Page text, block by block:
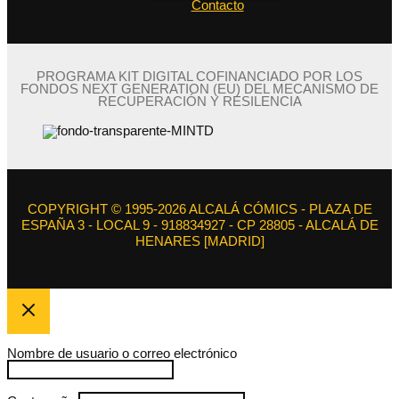
Contacto
PROGRAMA KIT DIGITAL COFINANCIADO POR LOS
FONDOS NEXT GENERATION (EU) DEL MECANISMO DE
RECUPERACIÓN Y RESILENCIA
COPYRIGHT © 1995-2026 ALCALÁ CÓMICS - PLAZA DE
ESPAÑA 3 - LOCAL 9 - 918834927 - CP 28805 - ALCALÁ DE
HENARES [MADRID]
Nombre de usuario o correo electrónico